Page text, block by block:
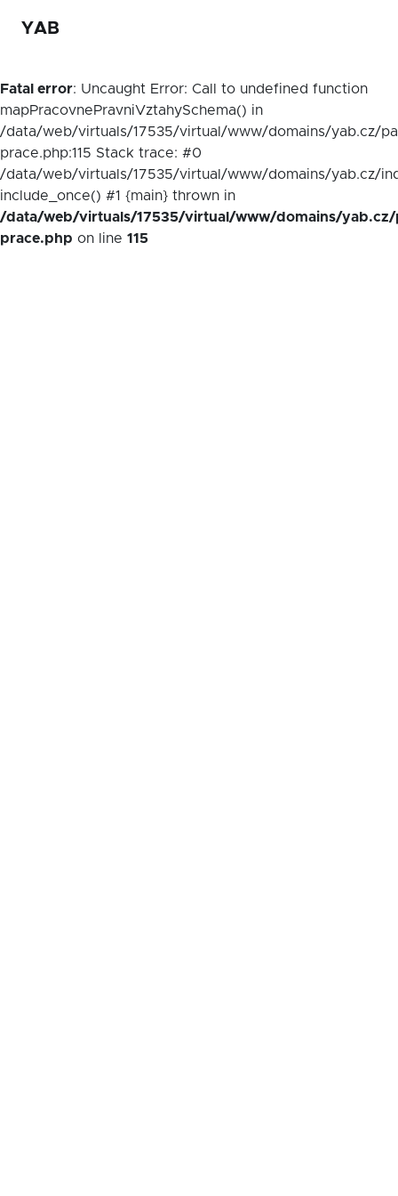
YAB
Fatal error: Uncaught Error: Call to undefined function
mapPracovnePravniVztahySchema() in
/data/web/virtuals/17535/virtual/www/domains/yab.cz/
prace.php:115 Stack trace: #0
/data/web/virtuals/17535/virtual/www/domains/yab.cz/
include_once() #1 {main} thrown in
/data/web/virtuals/17535/virtual/www/domains/yab.cz/
prace.php on line 115